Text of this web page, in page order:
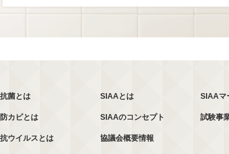
抗菌とは
防カビとは
抗ウイルスとは
SIAAとは
SIAAのコンセプト
協議会概要情報
SIAAマ
試験事